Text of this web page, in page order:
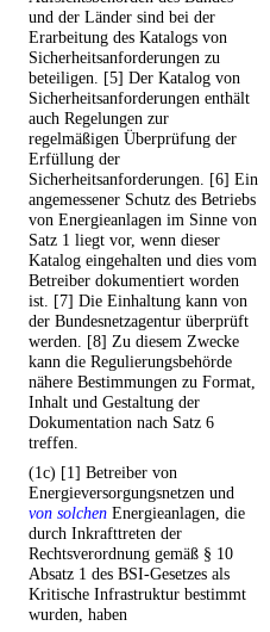
und der Länder sind bei der
Erarbeitung des Katalogs von
Sicherheitsanforderungen zu
beteiligen. [5] Der Katalog von
Sicherheitsanforderungen enthält
auch Regelungen zur
regelmäßigen Überprüfung der
Erfüllung der
Sicherheitsanforderungen. [6] Ein
angemessener Schutz des Betriebs
von Energieanlagen im Sinne von
Satz 1 liegt vor, wenn dieser
Katalog eingehalten und dies vom
Betreiber dokumentiert worden
ist. [7] Die Einhaltung kann von
der Bundesnetzagentur überprüft
werden. [8] Zu diesem Zwecke
kann die Regulierungsbehörde
nähere Bestimmungen zu Format,
Inhalt und Gestaltung der
Dokumentation nach Satz 6
treffen.
(1c) [1] Betreiber von
Energieversorgungsnetzen und
von solchen Energieanlagen, die
durch Inkrafttreten der
Rechtsverordnung gemäß § 10
Absatz 1 des BSI-Gesetzes als
Kritische Infrastruktur bestimmt
wurden, haben